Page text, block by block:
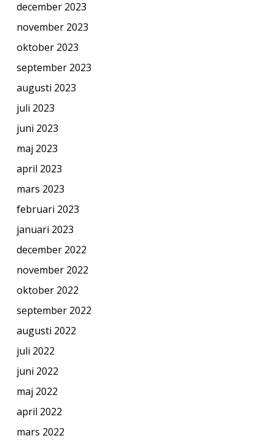
december 2023
november 2023
oktober 2023
september 2023
augusti 2023
juli 2023
juni 2023
maj 2023
april 2023
mars 2023
februari 2023
januari 2023
december 2022
november 2022
oktober 2022
september 2022
augusti 2022
juli 2022
juni 2022
maj 2022
april 2022
mars 2022